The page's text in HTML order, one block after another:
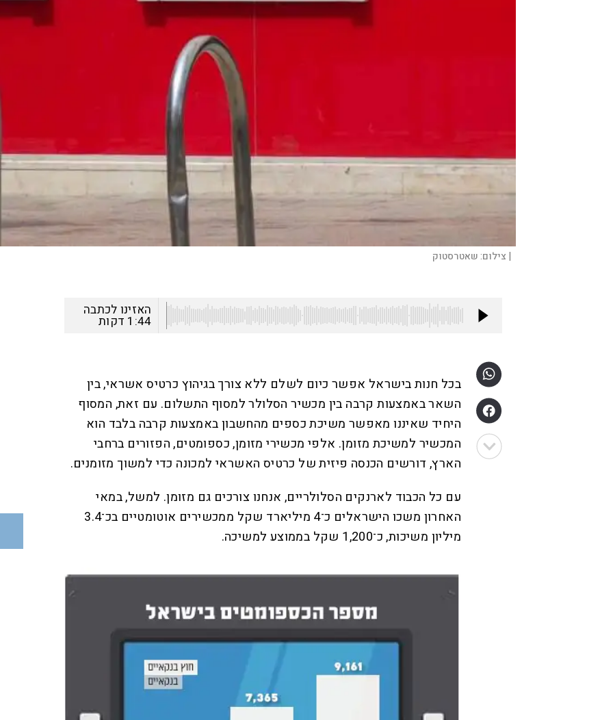
| צילום:שאטרסטוק
האזינו לכתבה
1:44 דקות
בכל חנות בישראל אפשר כיום לשלם ללא צורך בגיהוץ כרטיס אשראי, בין
השאר באמצעות קרבה בין מכשיר הסלולר למסוף התשלום. עם זאת, המסוף
היחיד שאיננו מאפשר משיכת כספים מהחשבון באמצעות קרבה בלבד הוא
המכשיר למשיכת מזומן. אלפי מכשירי מזומן, כספומטים, הפזורים ברחבי
הארץ, דורשים הכנסה פיזית של כרטיס האשראי למכונה כדי למשוך מזומנים.
עם כל הכבוד לארנקים הסלולריים, אנחנו צורכים גם מזומן. למשל, במאי
האחרון משכו הישראלים כ־4 מיליארד שקל ממכשירים אוטומטיים בכ־3.4
מיליון משיכות, כ־1,200 שקל בממוצע למשיכה.